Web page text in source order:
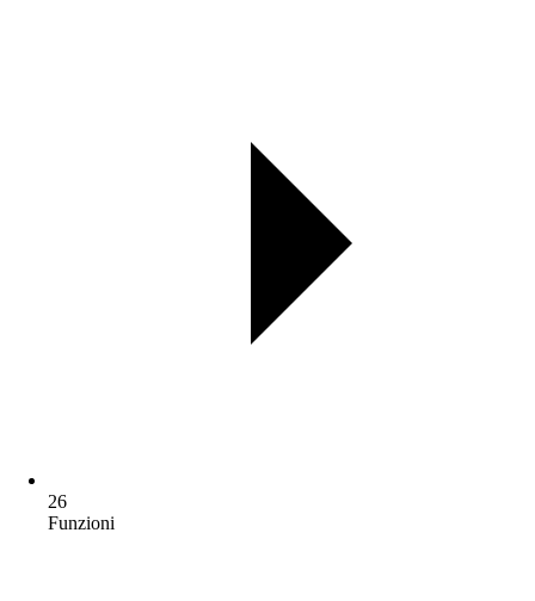
26
Funzioni